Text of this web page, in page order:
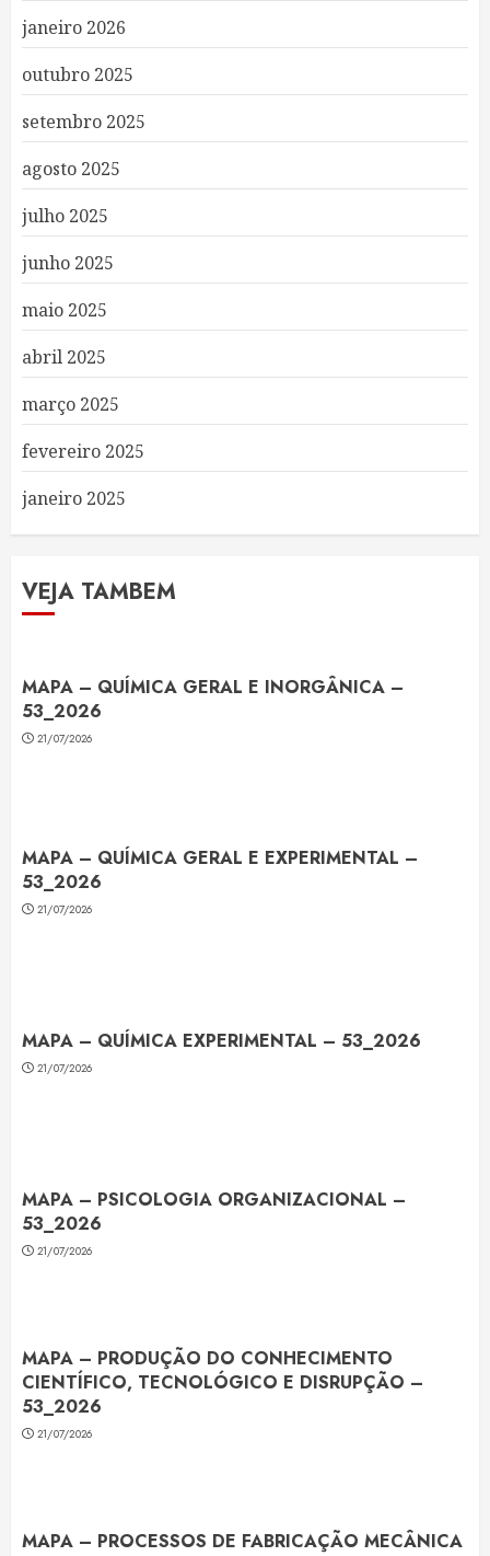
janeiro 2026
outubro 2025
setembro 2025
agosto 2025
julho 2025
junho 2025
maio 2025
abril 2025
março 2025
fevereiro 2025
janeiro 2025
VEJA TAMBEM
MAPA – QUÍMICA GERAL E INORGÂNICA –
53_2026
21/07/2026
MAPA – QUÍMICA GERAL E EXPERIMENTAL –
53_2026
21/07/2026
MAPA – QUÍMICA EXPERIMENTAL – 53_2026
21/07/2026
MAPA – PSICOLOGIA ORGANIZACIONAL –
53_2026
21/07/2026
MAPA – PRODUÇÃO DO CONHECIMENTO
CIENTÍFICO, TECNOLÓGICO E DISRUPÇÃO –
53_2026
21/07/2026
MAPA – PROCESSOS DE FABRICAÇÃO MECÂNICA